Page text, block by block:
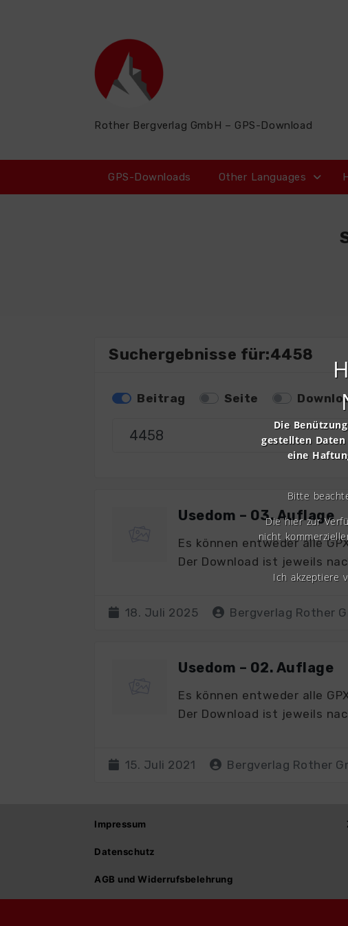
Rother Bergverlag GmbH – GPS-Download
GPS-Downloads Other Languages
Suchergebnisse für:4458
Beitrag Seite
Usedom – 03. Auflage
Es können entweder alle
Der Download ist jeweils
18. Juli 2025 Bergverlag Rother
Usedom – 02. Auflage
Es können entweder alle
Der Download ist jeweils
15. Juli 2021 Bergverlag Rother
Impressum
Datenschutz
AGB und Widerrufsbelehrung
Die
gestellten
eine
Bitte
Die hier zur
nicht
Ich akzeptiere